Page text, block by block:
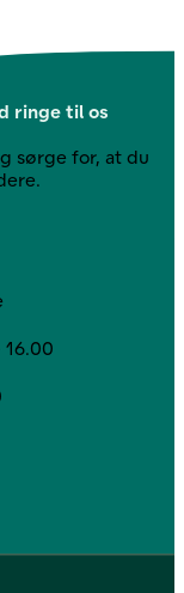
ringe til os
sørge for, at du